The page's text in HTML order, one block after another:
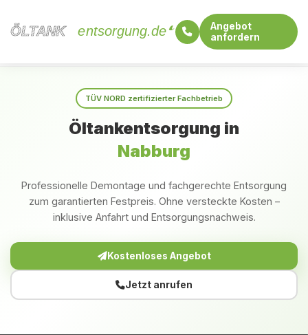
ÖLTANK
ÖLTANK entsorgung.de
Angebot
anfordern
TÜV NORD zertifizierter Fachbetrieb
Öltankentsorgung in
Nabburg
Professionelle Demontage und fachgerechte Entsorgung
zum garantierten Festpreis. Ohne versteckte Kosten –
inklusive Anfahrt und Entsorgungsnachweis.
Kostenloses Angebot
Jetzt anrufen